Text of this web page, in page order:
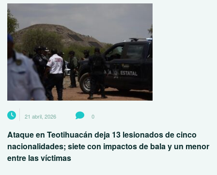
21 abril, 2026 0
Ataque en Teotihuacán deja 13 lesionados de cinco
nacionalidades; siete con impactos de bala y un menor
entre las víctimas